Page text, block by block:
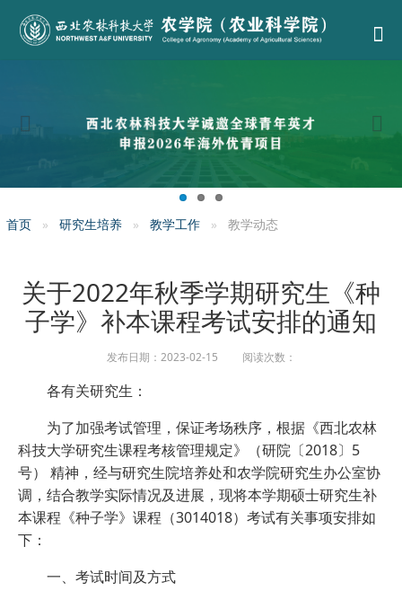
首页 研究生培养 教学工作 教学动态
关于2022年秋季学期研究生《种
子学》补本课程考试安排的通知
发布日期：2023-02-15 阅读次数：
各有关研究生：
为了加强考试管理，保证考场秩序，根据《西北农林
科技大学研究生课程考核管理规定》（研院〔2018〕5
号） 精神，经与研究生院培养处和农学院研究生办公室协
调，结合教学实际情况及进展，现将本学期硕士研究生补
本课程《种子学》课程（3014018）考试有关事项安排如
下：
一、考试时间及方式